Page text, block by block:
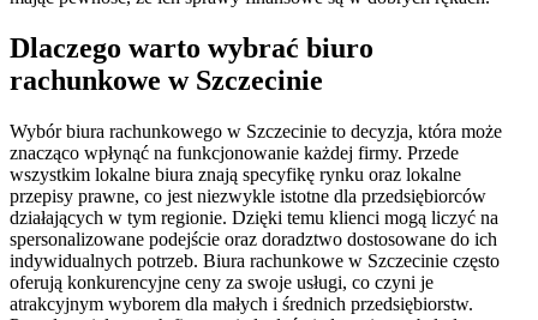
Dlaczego warto wybrać biuro
rachunkowe w Szczecinie
Wybór biura rachunkowego w Szczecinie to decyzja, która może
znacząco wpłynąć na funkcjonowanie każdej firmy. Przede
wszystkim lokalne biura znają specyfikę rynku oraz lokalne
przepisy prawne, co jest niezwykle istotne dla przedsiębiorców
działających w tym regionie. Dzięki temu klienci mogą liczyć na
spersonalizowane podejście oraz doradztwo dostosowane do ich
indywidualnych potrzeb. Biura rachunkowe w Szczecinie często
oferują konkurencyjne ceny za swoje usługi, co czyni je
atrakcyjnym wyborem dla małych i średnich przedsiębiorstw.